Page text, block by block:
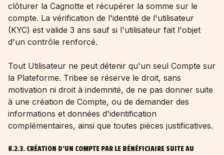
clôturer la Cagnotte et récupérer la somme sur le
compte. La vérification de l'identité de l'utilisateur
(KYC) est valide 3 ans sauf si l'utilisateur fait l'objet
d'un contrôle renforcé.
Tout Utilisateur ne peut détenir qu'un seul Compte sur
la Plateforme. Tribee se réserve le droit, sans
motivation ni droit à indemnité, de ne pas donner suite
à une création de Compte, ou de demander des
informations et données d'identification
complémentaires, ainsi que toutes pièces justificatives.
8.2.3. CRÉATION D'UN COMPTE PAR LE BÉNÉFICIAIRE SUITE AU